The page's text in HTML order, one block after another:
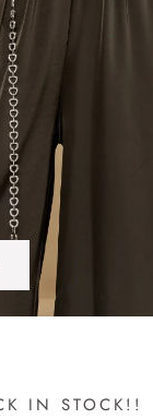
IN STOCK!!